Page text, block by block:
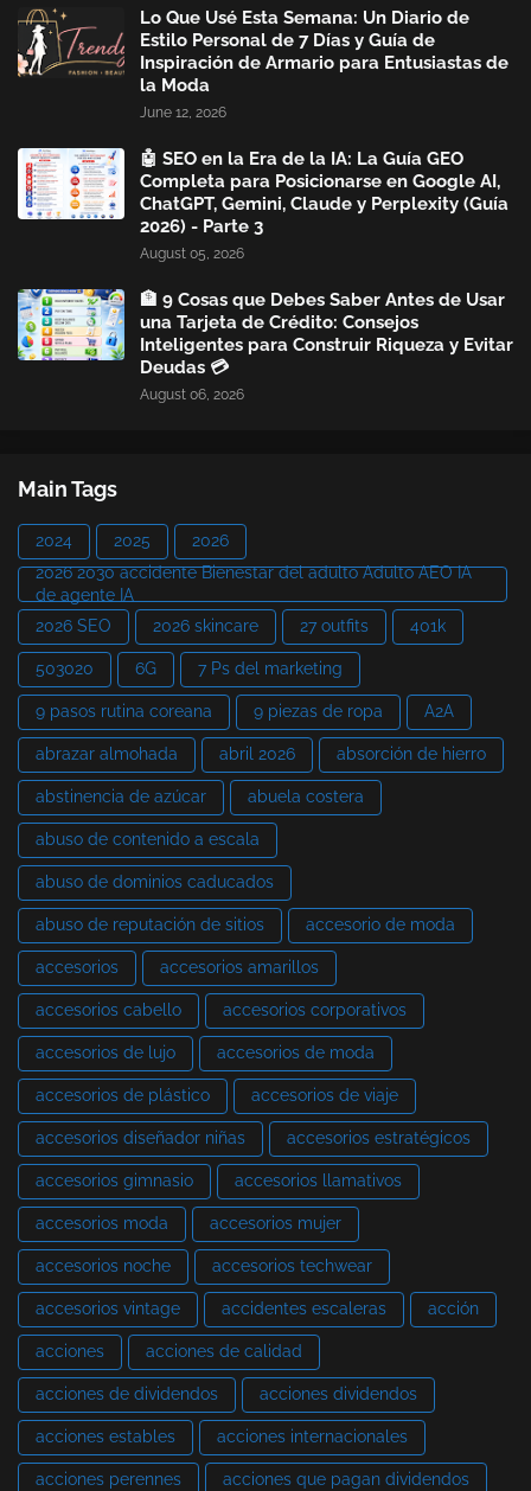
Lo Que Usé Esta Semana: Un Diario de
Estilo Personal de 7 Días y Guía de
Inspiración de Armario para Entusiastas de
la Moda
June 12, 2026
🤖 SEO en la Era de la IA: La Guía GEO
Completa para Posicionarse en Google AI,
ChatGPT, Gemini, Claude y Perplexity (Guía
2026) - Parte 3
August 05, 2026
🏦 9 Cosas que Debes Saber Antes de Usar
una Tarjeta de Crédito: Consejos
Inteligentes para Construir Riqueza y Evitar
Deudas 💳
August 06, 2026
Main Tags
2024 2025
2026
2026 2030 accidente Bienestar del adulto Adulto AEO IA
de agente IA
2026 SEO
2026 skincare 27 outfits 401k
503020 6G 7 Ps del marketing
9 pasos rutina coreana 9 piezas de ropa A2A
abrazar almohada abril 2026 absorción de hierro
abstinencia de azúcar abuela costera
abuso de contenido a escala
abuso de dominios caducados
abuso de reputación de sitios accesorio de moda
accesorios accesorios amarillos
accesorios cabello accesorios corporativos
accesorios de lujo accesorios de moda
accesorios de plástico accesorios de viaje
accesorios diseñador niñas accesorios estratégicos
accesorios gimnasio accesorios llamativos
accesorios moda accesorios mujer
accesorios noche accesorios techwear
accesorios vintage accidentes escaleras acción
acciones acciones de calidad
acciones de dividendos acciones dividendos
acciones estables acciones internacionales
acciones perennes acciones que pagan dividendos